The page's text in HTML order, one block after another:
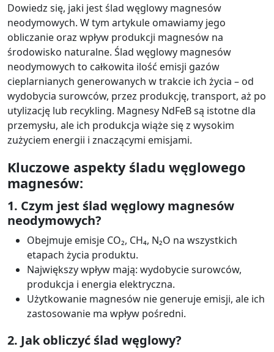
Dowiedz się, jaki jest ślad węglowy magnesów
neodymowych. W tym artykule omawiamy jego
obliczanie oraz wpływ produkcji magnesów na
środowisko naturalne. Ślad węglowy magnesów
neodymowych to całkowita ilość emisji gazów
cieplarnianych generowanych w trakcie ich życia – od
wydobycia surowców, przez produkcję, transport, aż po
utylizację lub recykling. Magnesy NdFeB są istotne dla
przemysłu, ale ich produkcja wiąże się z wysokim
zużyciem energii i znaczącymi emisjami.
Kluczowe aspekty śladu węglowego
magnesów:
1. Czym jest ślad węglowy magnesów
neodymowych?
Obejmuje emisje CO₂, CH₄, N₂O na wszystkich
etapach życia produktu.
Największy wpływ mają: wydobycie surowców,
produkcja i energia elektryczna.
Użytkowanie magnesów nie generuje emisji, ale ich
zastosowanie ma wpływ pośredni.
2. Jak obliczyć ślad węglowy?